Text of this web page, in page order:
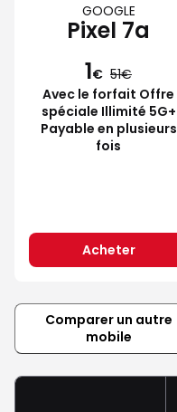
GOOGLE
Pixel 7a
1€ 51
Avec le forfait Offre
spéciale Illimité 5G+
Payable en plusieurs
fois
Acheter
Comparer un autre
mobile